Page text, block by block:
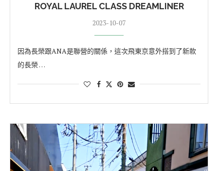
ROYAL LAUREL CLASS DREAMLINER
2023-10-07
因為長榮跟ANA是聯營的關係，這次飛東京意外搭到了新款
的長榮 …